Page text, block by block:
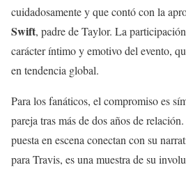
cuidadosamente y que contó con la
Swift, padre de Taylor. La
carácter íntimo y emotivo del evento,
en tendencia global.
Para los fanáticos, el compromiso es
pareja tras más de dos años de
puesta en escena conectan con su
para Travis, es una muestra de su